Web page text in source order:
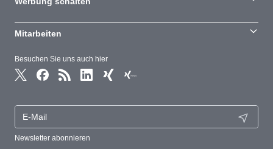
Besuchen Sie uns auch hier
Newsletter abonnieren
Mitarbeiten